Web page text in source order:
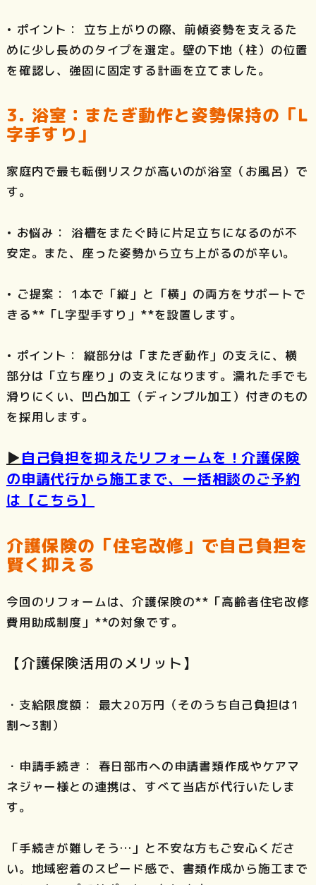
• ポイント： 立ち上がりの際、前傾姿勢を支えるた
めに少し長めのタイプを選定。壁の下地（柱）の位置
を確認し、強固に固定する計画を立てました。
3. 浴室：またぎ動作と姿勢保持の「L
字手すり」
家庭内で最も転倒リスクが高いのが浴室（お風呂）で
す。
• お悩み： 浴槽をまたぐ時に片足立ちになるのが不
安定。また、座った姿勢から立ち上がるのが辛い。
• ご提案： 1本で「縦」と「横」の両方をサポートで
きる**「L字型手すり」**を設置します。
• ポイント： 縦部分は「またぎ動作」の支えに、横
部分は「立ち座り」の支えになります。濡れた手でも
滑りにくい、凹凸加工（ディンプル加工）付きのもの
を採用します。
▶️自己負担を抑えたリフォームを！介護保険
の申請代行から施工まで、一括相談のご予約
は【こちら】
介護保険の「住宅改修」で自己負担を
賢く抑える
今回のリフォームは、介護保険の**「高齢者住宅改修
費用助成制度」**の対象です。
【介護保険活用のメリット】
・支給限度額： 最大20万円（そのうち自己負担は1
割〜3割）
・申請手続き： 春日部市への申請書類作成やケアマ
ネジャー様との連携は、すべて当店が代行いたしま
す。
「手続きが難しそう…」と不安な方もご安心くださ
い。地域密着のスピード感で、書類作成から施工まで